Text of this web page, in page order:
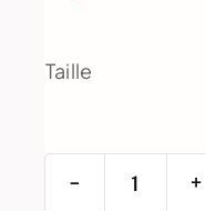
Taille
quantité